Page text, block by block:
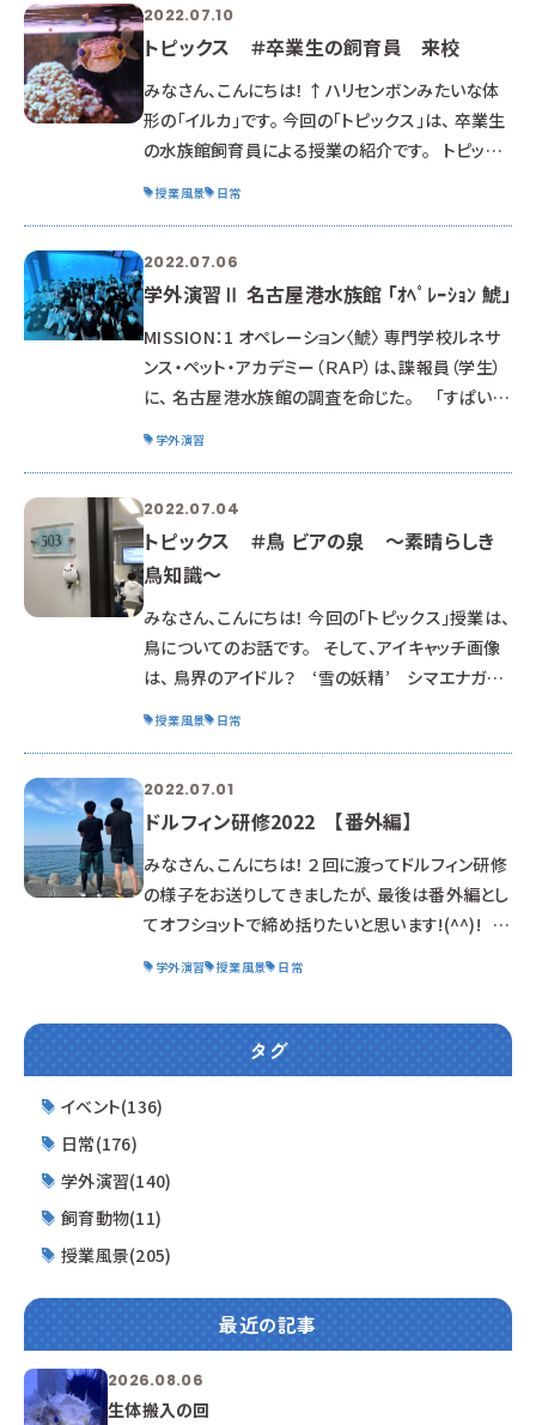
という仕事です。 野生動物を預かる動物園や水族
館では、 お客様に見せるだけでなく、 動物について
の知識を深めて伝える仕事もあるのです。 勿論、仕
事の全てが「研究」ではなく、 櫻庭さんは、実際に飼
2022.07.10
トピックス ＃卒業生の飼育員 来校
みなさん、こんにちは！ ↑ハリセンボンみたいな体
形の「イルカ」です。 今回の「トピックス」は、 卒業生
の水族館飼育員による授業の紹介です。 トピック
チ画像は、 ［スマイル］しているハリセンボンです。
可愛くなぃ？ そして、イルカの人形のフォルムが す
ごーく似ている…と 思ってます。 さて…
授業風景 日常
2022.07.06
学外演習Ⅱ 名古屋港水族館 「ｵﾍﾟﾚｰｼｮﾝ 鯱」
MISSION：1 オペレーション〈鯱〉 専門学校ルネサ
ンス・ペット・アカデミー（ＲＡＰ）は、諜報員（学生）
に、 名古屋港水族館の調査を命じた。 「すぱい
よろすすおねがいするます！」 北側（館）ではイル
カのトレーニングもやっているのか・・・ 卒業生もト
レーナーとして働いているはずだが・・・ 今日は休
みなのか・・・ 「ひとがごみの
学外演習
2022.07.04
トピックス ＃鳥 ビアの泉 ～素晴らしき
鳥知識～
みなさん、こんにちは！ 今回の「トピックス」授業は、
鳥についてのお話です。 そして、アイキャッチ画像
は、 鳥界のアイドル？ ‘雪の妖精’ シマエナガで
先生 に来て頂いて、 鳥の病気について、 健康管理
について、 などを話して頂きました。 ・コガネメキシ
コインコ「タコス」 ・セキセイインコ「スカイ」 学校の
鳥
授業風景 日常
2022.07.01
ドルフィン研修2022 【番外編】
みなさん、こんにちは！ ２回に渡ってドルフィン研修
の様子をお送りしてきましたが、 最後は番外編とし
てオフショットで締め括りたいと思います!(^^)! ま
切ってくれた卒業生。 研修中は厳しいところもあり
ますが、普段はこんなにチャーミングなんですよ～
☆ 目の前は常に海。 休憩時間は自然と水辺に吸
学外演習 授業風景 日常
タグ
イベント(136)
日常(176)
学外演習(140)
飼育動物(11)
授業風景(205)
最近の記事
2026.08.06
生体搬入の回